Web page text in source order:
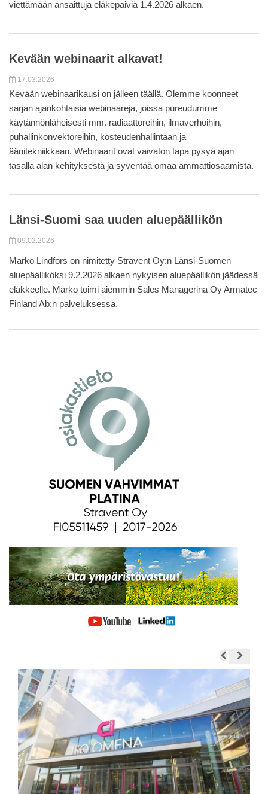
viettämään ansaittuja eläkepäiviä 1.4.2026 alkaen.
Kevään webinaarit alkavat!
17.03.2026
Kevään webinaarikausi on jälleen täällä. Olemme koonneet
sarjan ajankohtaisia webinaareja, joissa pureudumme
käytännönläheisesti mm. radiaattoreihin, ilmaverhoihin,
puhallinkonvektoreihin, kosteudenhallintaan ja
äänitekniikkaan. Webinaarit ovat vaivaton tapa pysyä ajan
tasalla alan kehityksestä ja syventää omaa ammattiosaamista.
Länsi-Suomi saa uuden aluepäällikön
09.02.2026
Marko Lindfors on nimitetty Stravent Oy:n Länsi-Suomen
aluepäälliköksi 9.2.2026 alkaen nykyisen aluepäällikön jäädessä
eläkkeelle. Marko toimi aiemmin Sales Managerina Oy Armatec
Finland Ab:n palveluksessa.